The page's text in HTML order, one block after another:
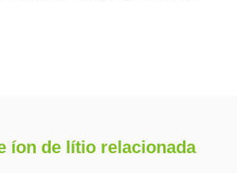
íon de lítio relacionada